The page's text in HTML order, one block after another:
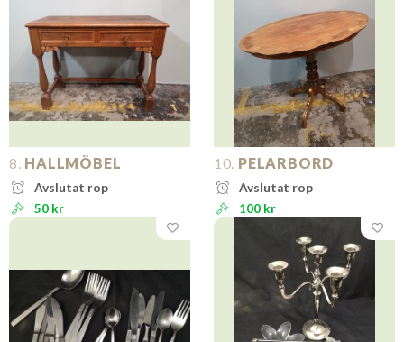
8. HALLMÖBEL
Avslutat rop
50 kr
10. PELARBORD
Avslutat rop
100 kr